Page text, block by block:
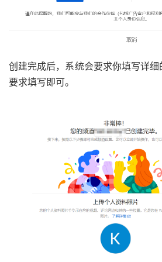
创建完成后，系统会要求你填写详
要求填写即可。